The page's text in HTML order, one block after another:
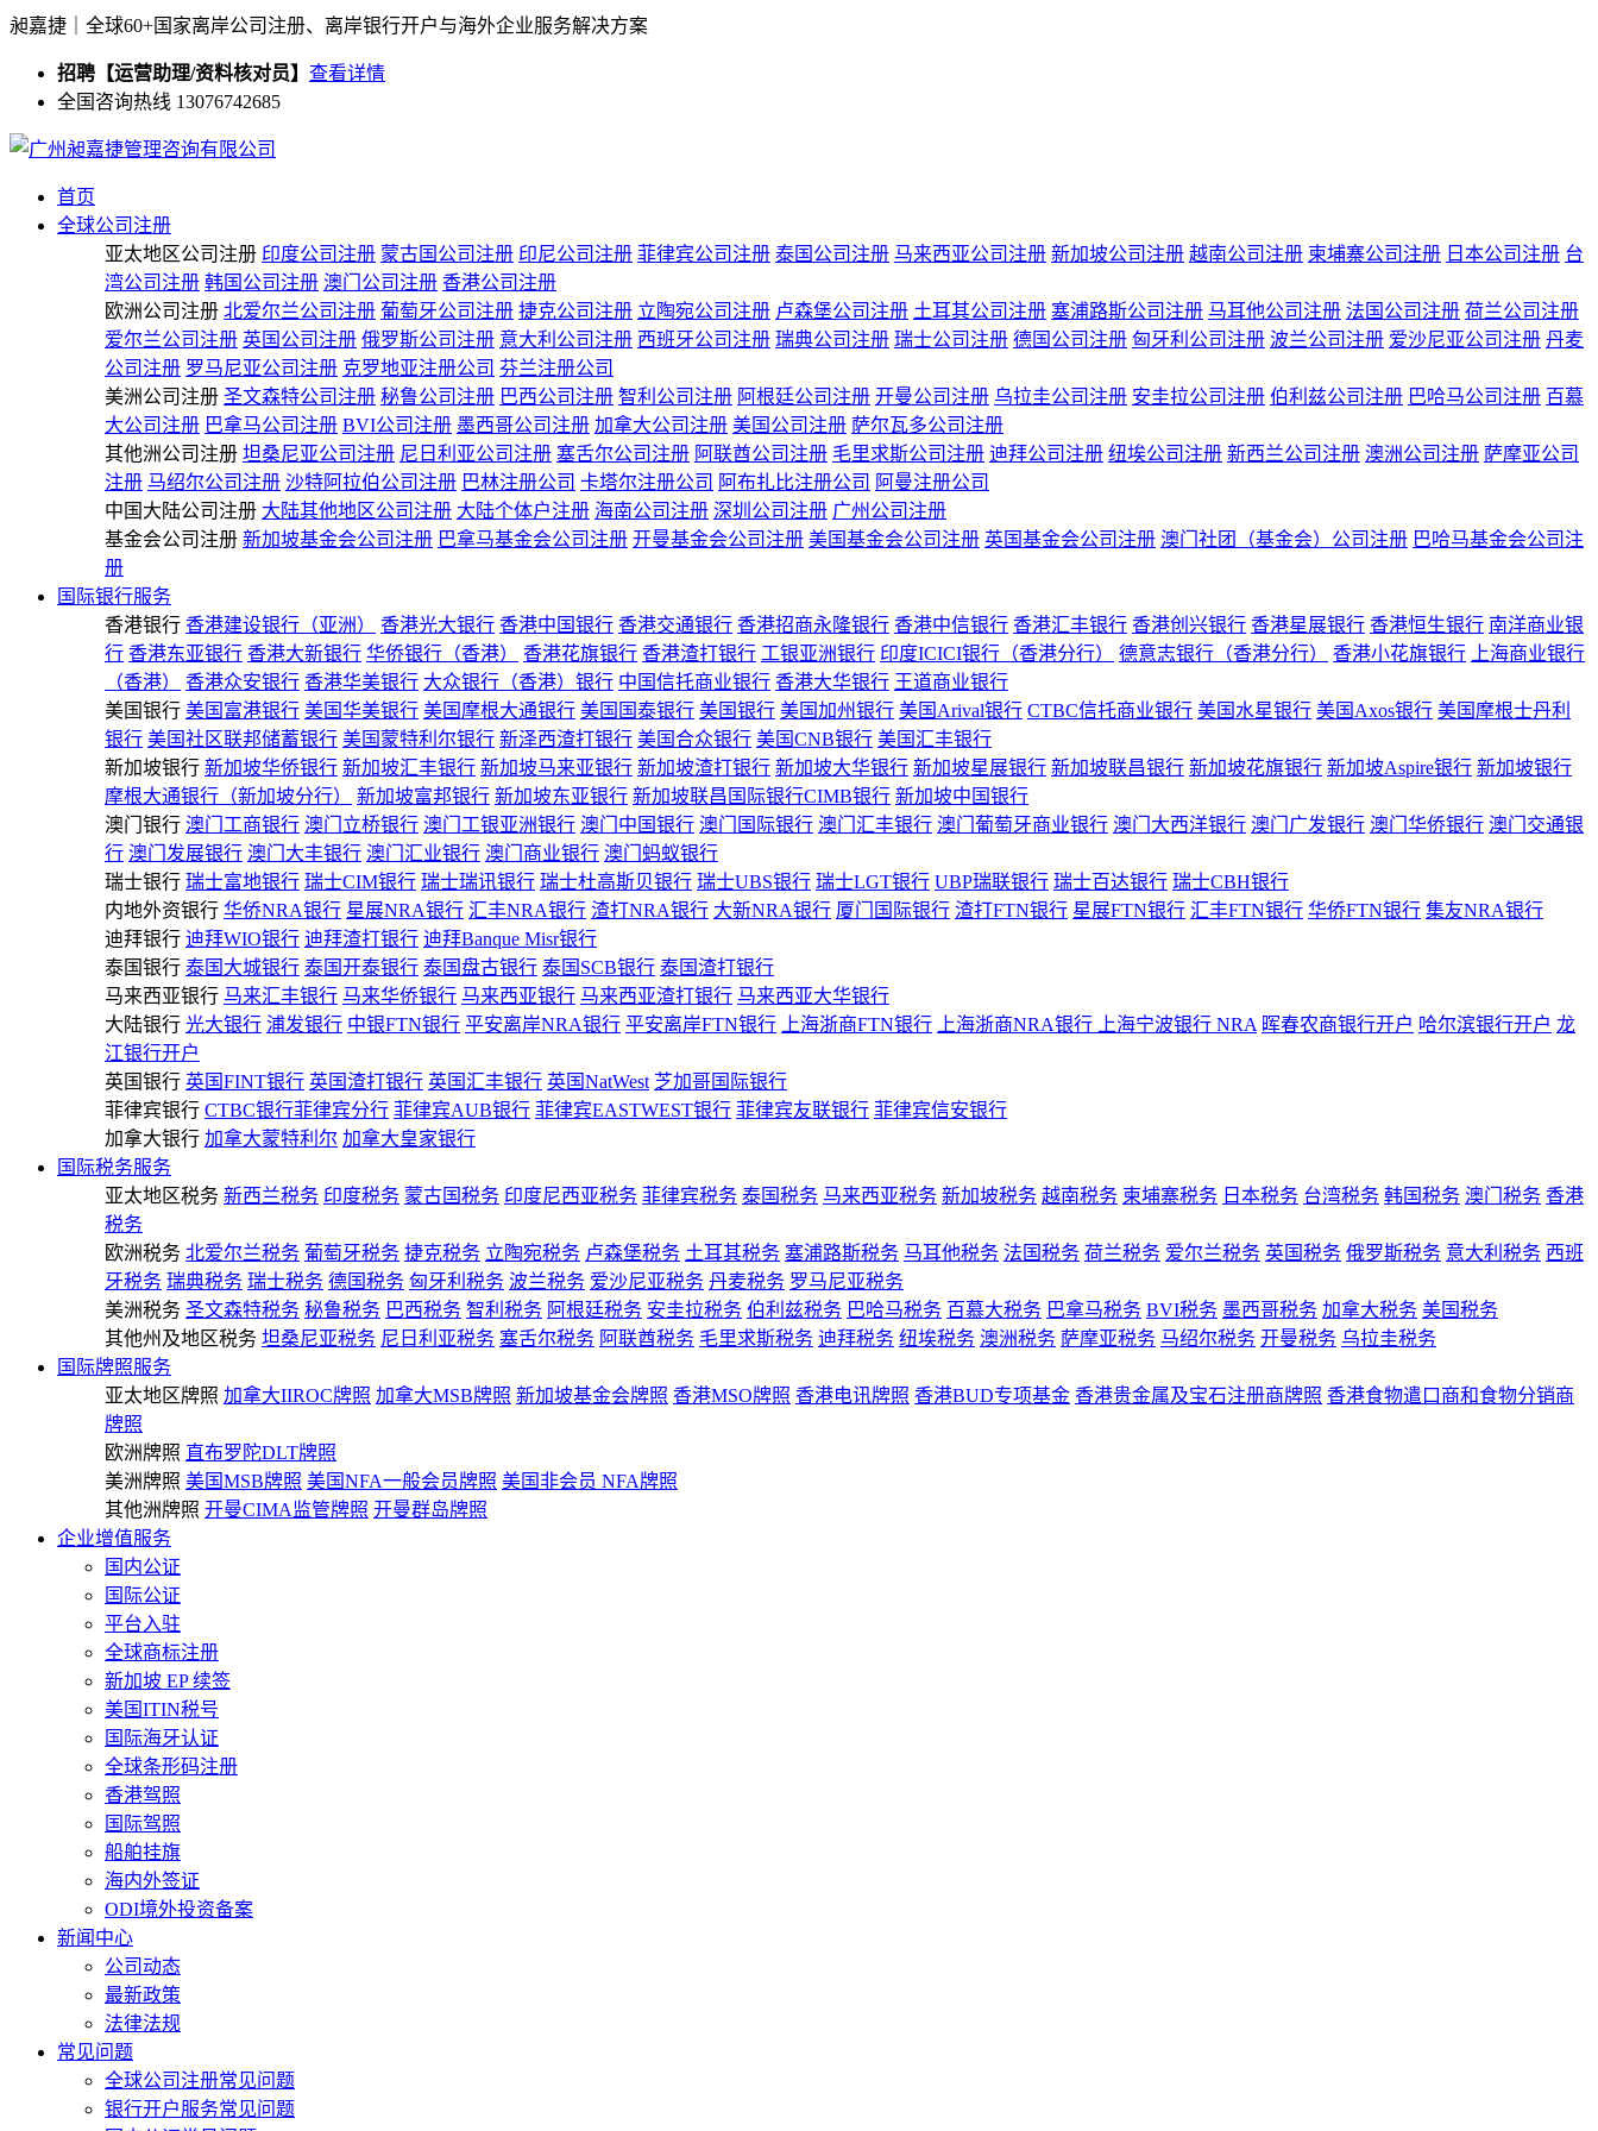
昶嘉捷｜全球60+国家离岸公司注册、离岸银行开户与海外企业服务解决方案
招聘【运营助理/资料核对员】 查看详情
全国咨询热线 13076742685
首页
全球公司注册
亚太地区公司注册 印度公司注册 蒙古国公司注册 印尼公司注册 菲律宾公司注册 泰国公司注册 马来西亚公司注册 新加坡公司注册 越南公司注册 柬埔寨公司注册 日本公司注册 台
湾公司注册 韩国公司注册 澳门公司注册 香港公司注册
欧洲公司注册 北爱尔兰公司注册 葡萄牙公司注册 捷克公司注册 立陶宛公司注册 卢森堡公司注册 土耳其公司注册 塞浦路斯公司注册 马耳他公司注册 法国公司注册 荷兰公司注册
爱尔兰公司注册 英国公司注册 俄罗斯公司注册 意大利公司注册 西班牙公司注册 瑞典公司注册 瑞士公司注册 德国公司注册 匈牙利公司注册 波兰公司注册 爱沙尼亚公司注册 丹麦
公司注册 罗马尼亚公司注册 克罗地亚注册公司 芬兰注册公司
美洲公司注册 圣文森特公司注册 秘鲁公司注册 巴西公司注册 智利公司注册 阿根廷公司注册 开曼公司注册 乌拉圭公司注册 安圭拉公司注册 伯利兹公司注册 巴哈马公司注册 百慕
大公司注册 巴拿马公司注册 BVI公司注册 墨西哥公司注册 加拿大公司注册 美国公司注册 萨尔瓦多公司注册
其他洲公司注册 坦桑尼亚公司注册 尼日利亚公司注册 塞舌尔公司注册 阿联酋公司注册 毛里求斯公司注册 迪拜公司注册 纽埃公司注册 新西兰公司注册 澳洲公司注册 萨摩亚公司
注册 马绍尔公司注册 沙特阿拉伯公司注册 巴林注册公司 卡塔尔注册公司 阿布扎比注册公司 阿曼注册公司
中国大陆公司注册 大陆其他地区公司注册 大陆个体户注册 海南公司注册 深圳公司注册 广州公司注册
基金会公司注册 新加坡基金会公司注册 巴拿马基金会公司注册 开曼基金会公司注册 美国基金会公司注册 英国基金会公司注册 澳门社团（基金会）公司注册 巴哈马基金会公司注
册
国际银行服务
香港银行 香港建设银行（亚洲） 香港光大银行 香港中国银行 香港交通银行 香港招商永隆银行 香港中信银行 香港汇丰银行 香港创兴银行 香港星展银行 香港恒生银行 南洋商业银
行 香港东亚银行 香港大新银行 华侨银行（香港） 香港花旗银行 香港渣打银行 工银亚洲银行 印度ICICI银行（香港分行） 德意志银行（香港分行） 香港小花旗银行
上海商业银行
（香港）
香港众安银行 香港华美银行 大众银行（香港）银行 中国信托商业银行 香港大华银行 王道商业银行
美国银行 美国富港银行 美国华美银行 美国摩根大通银行 美国国泰银行 美国银行 美国加州银行 美国Arival银行 CTBC信托商业银行 美国水星银行 美国Axos银行 美国摩根士丹利
银行 美国社区联邦储蓄银行 美国蒙特利尔银行 新泽西渣打银行 美国合众银行 美国CNB银行 美国汇丰银行
新加坡银行 新加坡华侨银行 新加坡汇丰银行 新加坡马来亚银行 新加坡渣打银行 新加坡大华银行 新加坡星展银行 新加坡联昌银行 新加坡花旗银行 新加坡Aspire银行 新加坡银行
摩根大通银行（新加坡分行）
新加坡富邦银行 新加坡东亚银行 新加坡联昌国际银行CIMB银行 新加坡中国银行
澳门银行 澳门工商银行 澳门立桥银行 澳门工银亚洲银行 澳门中国银行 澳门国际银行 澳门汇丰银行 澳门葡萄牙商业银行 澳门大西洋银行 澳门广发银行 澳门华侨银行 澳门交通银
行 澳门发展银行 澳门大丰银行 澳门汇业银行 澳门商业银行 澳门蚂蚁银行
瑞士银行 瑞士富地银行 瑞士CIM银行 瑞士瑞讯银行 瑞士杜高斯贝银行 瑞士UBS银行 瑞士LGT银行 UBP瑞联银行 瑞士百达银行 瑞士CBH银行
内地外资银行 华侨NRA银行 星展NRA银行 汇丰NRA银行 渣打NRA银行 大新NRA银行 厦门国际银行 渣打FTN银行 星展FTN银行 汇丰FTN银行 华侨FTN银行 集友NRA银行
迪拜银行 迪拜WIO银行 迪拜渣打银行 迪拜Banque Misr银行
泰国银行 泰国大城银行 泰国开泰银行 泰国盘古银行 泰国SCB银行 泰国渣打银行
马来西亚银行 马来汇丰银行 马来华侨银行 马来西亚银行 马来西亚渣打银行 马来西亚大华银行
大陆银行 光大银行 浦发银行 中银FTN银行 平安离岸NRA银行 平安离岸FTN银行 上海浙商FTN银行 上海浙商NRA银行 上海宁波银行 NRA 晖春农商银行开户 哈尔滨银行开户 龙
江银行开户
英国银行 英国FINT银行 英国渣打银行 英国汇丰银行 英国NatWest 芝加哥国际银行
菲律宾银行 CTBC银行菲律宾分行 菲律宾AUB银行 菲律宾EASTWEST银行 菲律宾友联银行 菲律宾信安银行
加拿大银行 加拿大蒙特利尔 加拿大皇家银行
国际税务服务
亚太地区税务 新西兰税务 印度税务 蒙古国税务 印度尼西亚税务 菲律宾税务 泰国税务 马来西亚税务 新加坡税务 越南税务 柬埔寨税务 日本税务 台湾税务 韩国税务 澳门税务 香港
税务
欧洲税务 北爱尔兰税务 葡萄牙税务 捷克税务 立陶宛税务 卢森堡税务 土耳其税务 塞浦路斯税务 马耳他税务 法国税务 荷兰税务 爱尔兰税务 英国税务 俄罗斯税务 意大利税务 西班
牙税务 瑞典税务 瑞士税务 德国税务 匈牙利税务 波兰税务 爱沙尼亚税务 丹麦税务 罗马尼亚税务
美洲税务 圣文森特税务 秘鲁税务 巴西税务 智利税务 阿根廷税务 安圭拉税务 伯利兹税务 巴哈马税务 百慕大税务 巴拿马税务 BVI税务 墨西哥税务 加拿大税务 美国税务
其他州及地区税务 坦桑尼亚税务 尼日利亚税务 塞舌尔税务 阿联酋税务 毛里求斯税务 迪拜税务 纽埃税务 澳洲税务 萨摩亚税务 马绍尔税务 开曼税务 乌拉圭税务
国际牌照服务
亚太地区牌照 加拿大IIROC牌照 加拿大MSB牌照 新加坡基金会牌照 香港MSO牌照 香港电讯牌照 香港BUD专项基金 香港贵金属及宝石注册商牌照 香港食物遣口商和食物分销商
牌照
欧洲牌照 直布罗陀DLT牌照
美洲牌照 美国MSB牌照 美国NFA一般会员牌照 美国非会员 NFA牌照
其他洲牌照 开曼CIMA监管牌照 开曼群岛牌照
企业增值服务
国内公证
国际公证
平台入驻
全球商标注册
新加坡 EP 续签
美国ITIN税号
国际海牙认证
全球条形码注册
香港驾照
国际驾照
船舶挂旗
海内外签证
ODI境外投资备案
新闻中心
公司动态
最新政策
法律法规
常见问题
全球公司注册常见问题
银行开户服务常见问题